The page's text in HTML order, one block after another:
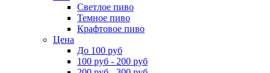
Светлое пиво
Темное пиво
Крафтовое пиво
Цена
До 100 руб
100 руб - 200 руб